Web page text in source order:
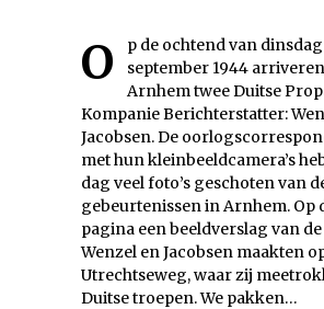
Op de ochtend van dinsdag 19
september 1944
Arnhem twee Duitse
Kompanie Berichterstatter:
Jacobsen. De
met hun kleinbeeldcamera’s
dag veel foto’s geschoten van
gebeurtenissen in Arnhem. Op
pagina een beeldverslag van de
Wenzel en Jacobsen maakten
Utrechtseweg, waar zij
Duitse troepen. We pakken…